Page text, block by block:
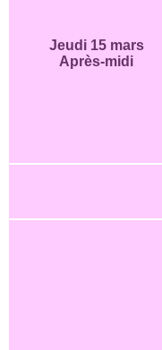
Jeudi 15 mars
Après-midi